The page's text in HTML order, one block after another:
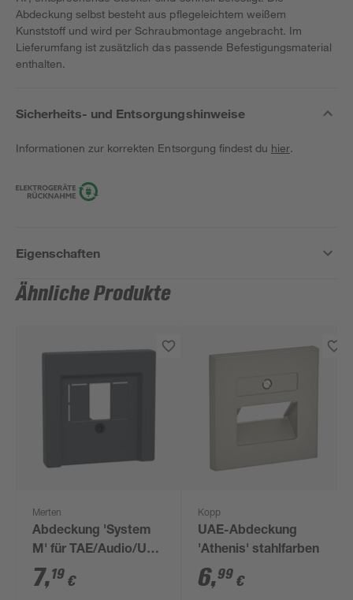
Abdeckung selbst besteht aus pflegeleichtem weißem
Kunststoff und wird per Schraubmontage angebracht. Im
Lieferumfang ist zusätzlich das passende Befestigungsmaterial
enthalten.
Sicherheits- und Entsorgungshinweise
Informationen zur korrekten Entsorgung findest du hier.
Eigenschaften
Ähnliche Produkte
Merten
Abdeckung 'System
M' für TAE/Audio/USB
anthrazit matt 5,4 x
5,4 cm
7,19 €
Kopp
UAE-Abdeckung
'Athenis' stahlfarben
6,99 €